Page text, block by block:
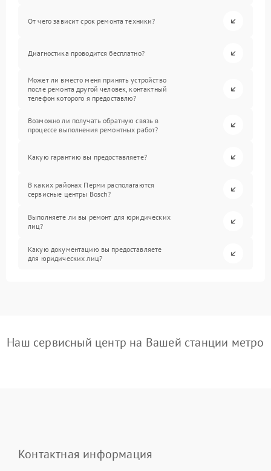
От чего зависит срок ремонта техники?
Диагностика проводится бесплатно?
Может ли вместо меня принять устройство
после ремонта другой человек, контактный
телефон которого я предоставлю?
Возможно ли получать обратную связь в
процессе выполнения ремонтных работ?
Какую гарантию вы предоставляете?
В каких районах Перми располагаются
сервисные центры Bosch?
Выполняете ли вы ремонт для юридических
лиц?
Какую документацию вы предоставляете
для юридических лиц?
Наш сервисный центр на Вашей станции метро
Контактная информация